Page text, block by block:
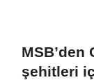
MSB’den
şehitleri